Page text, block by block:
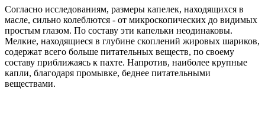
Согласно исследованиям, размеры капелек, находящихся в
масле, сильно колеблются - от микроскопических до видимых
простым глазом. По составу эти капельки неодинаковы.
Мелкие, находящиеся в глубине скоплений жировых шариков,
содержат всего больше питательных веществ, по своему
составу приближаясь к пахте. Напротив, наиболее крупные
капли, благодаря промывке, беднее питательными
веществами.